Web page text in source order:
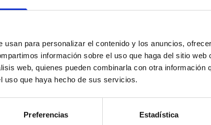
usan para personalizar el contenido y los anuncios,
información sobre el uso que haga del sitio web
web, quienes pueden combinarla con otra información
uso que haya hecho de sus servicios.
Preferencias Estadística
sociedad a la adversidad.